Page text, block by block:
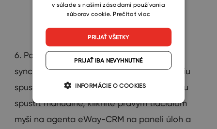
6. Počkajte 30 sekúnd na automatickú
synchronizáciu alebo môžete synchronizáciu
spustiť manuálne. Ak chcete synchronizáciu
spustiť manuálne, kliknite pravým tlačidlom
myši na agenta eWay-CRM na paneli úloh a
v súlade s našimi zásadami používania
súborov cookie. Prečítať viac
PRIJAŤ VŠETKY
PRIJAŤ IBA NEVYHNUTNÉ
INFORMÁCIE O COOKIES